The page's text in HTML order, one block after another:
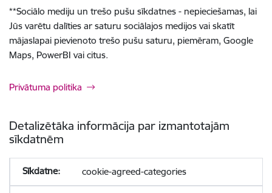
**Sociālo mediju un trešo pušu sīkdatnes - nepieciešamas, lai
Jūs varētu dalīties ar saturu sociālajos medijos vai skatīt
mājaslapai pievienoto trešo pušu saturu, piemēram, Google
Maps, PowerBI vai citus.
Privātuma politika
Detalizētāka informācija par izmantotajām
sīkdatnēm
cookie-agreed-categories